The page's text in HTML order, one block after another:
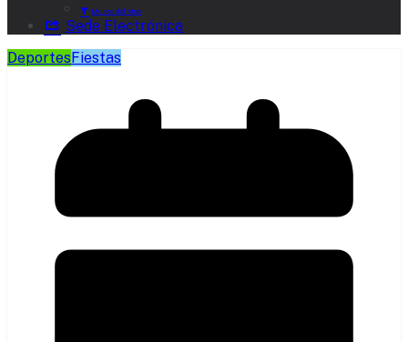
Museo del Vino
Sede Electrónica
DeportesFiestas